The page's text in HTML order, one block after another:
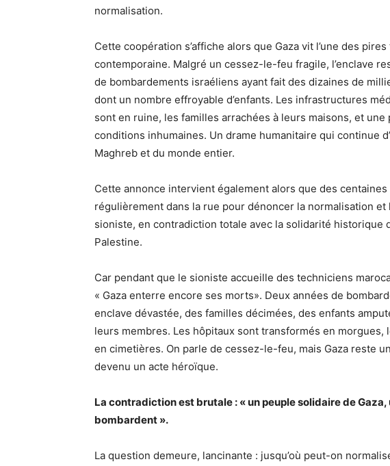
normalisation.
Cette coopération s’affiche alors que Gaza vit l’une des
contemporaine. Malgré un cessez-le-feu fragile, l’enclave
de bombardements israéliens ayant fait des dizaines de
dont un nombre effroyable d’enfants. Les infrastructures
sont en ruine, les familles arrachées à leurs maisons, et
conditions inhumaines. Un drame humanitaire qui continue
Maghreb et du monde entier.
Cette annonce intervient également alors que des
régulièrement dans la rue pour dénoncer la normalisation et
sioniste, en contradiction totale avec la solidarité historique
Palestine.
Car pendant que le sioniste accueille des techniciens
« Gaza enterre encore ses morts». Deux années de
enclave dévastée, des familles décimées, des enfants
leurs membres. Les hôpitaux sont transformés en morgues,
en cimetières. On parle de cessez-le-feu, mais Gaza reste
devenu un acte héroïque.
La contradiction est brutale : « un peuple solidaire de Gaza,
bombardent ».
La question demeure, lancinante : jusqu’où peut-on